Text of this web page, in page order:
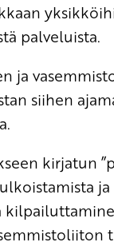
palveluista.
ja
siihen
kirjatun
ja